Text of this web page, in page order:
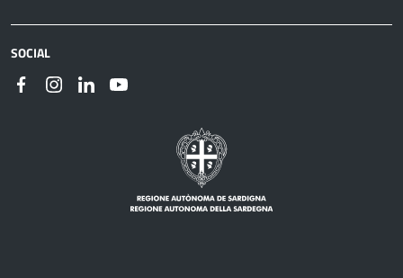
SOCIAL